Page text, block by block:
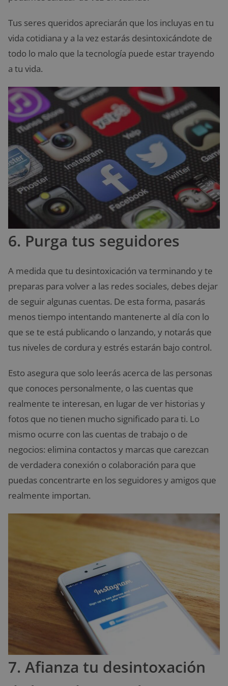
Tus seres queridos apreciarán que los incluyas en tu
vida cotidiana y a la vez estarás desintoxicándote de
todo lo malo que la tecnología puede estar trayendo
a tu vida.
6. Purga tus seguidores
A medida que tu desintoxicación va terminando y te
preparas para volver a las redes sociales, debes dejar
de seguir algunas cuentas. De esta forma, pasarás
menos tiempo intentando mantenerte al día con lo
que se te está publicando o lanzando, y notarás que
tus niveles de cordura y estrés estarán bajo control.
Esto asegura que solo leerás acerca de las personas
que conoces personalmente, o las cuentas que
realmente te interesan, en lugar de ver historias y
fotos que no tienen mucho significado para ti. Lo
mismo ocurre con las cuentas de trabajo o de
negocios: elimina contactos y marcas que carezcan
de verdadera conexión o colaboración para que
puedas concentrarte en los seguidores y amigos que
realmente importan.
7. Afianza tu desintoxación